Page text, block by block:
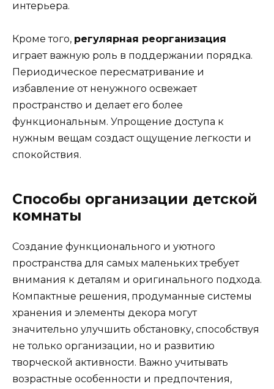
интерьера.
Кроме того, регулярная реорганизация
играет важную роль в поддержании порядка.
Периодическое пересматривание и
избавление от ненужного освежает
пространство и делает его более
функциональным. Упрощение доступа к
нужным вещам создаст ощущение легкости и
спокойствия.
Способы организации детской
комнаты
Создание функционального и уютного
пространства для самых маленьких требует
внимания к деталям и оригинального подхода.
Компактные решения, продуманные системы
хранения и элементы декора могут
значительно улучшить обстановку, способствуя
не только организации, но и развитию
творческой активности. Важно учитывать
возрастные особенности и предпочтения,